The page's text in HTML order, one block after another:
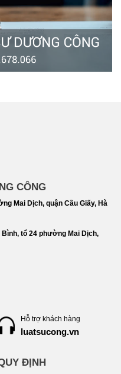
CÔNG
Mai Dịch, quận Cầu Giấy, Hà
tổ 24 phường Mai Dịch,
Hỗ trợ khách hàng
luatsucong.vn
ĐỊNH